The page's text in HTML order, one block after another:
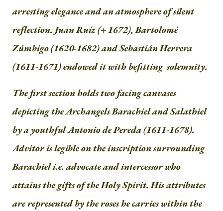
arresting elegance and an atmosphere of silent
reflection. Juan Ruíz (+ 1672), Bartolomé
Zúmbigo (1620-1682) and Sebastián Herrera
(1611-1671) endowed it with befitting solemnity.
The first section holds two facing canvases
depicting the Archangels Barachiel and Salathiel
by a youthful Antonio de Pereda (1611-1678).
Advitor is legible on the inscription surrounding
Barachiel i.e. advocate and intercessor who
attains the gifts of the Holy Spirit. His attributes
are represented by the roses he carries within the